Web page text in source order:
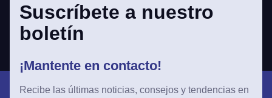
Suscríbete a nuestro
boletín
¡Mantente en contacto!
Recibe las últimas noticias, consejos y tendencias en